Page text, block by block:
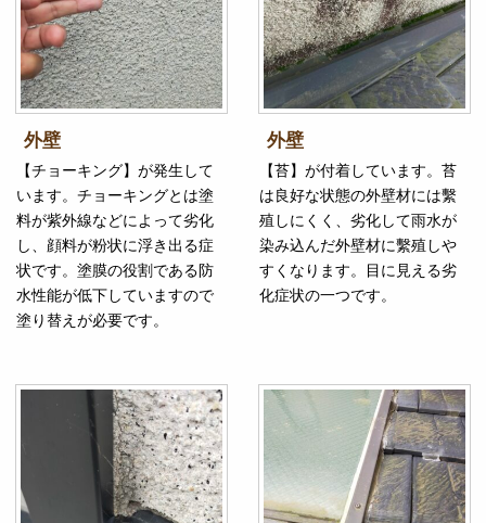
外壁
【チョーキング】が発生して
います。チョーキングとは塗
料が紫外線などによって劣化
し、顔料が粉状に浮き出る症
状です。塗膜の役割である防
水性能が低下していますので
塗り替えが必要です。
外壁
【苔】が付着しています。苔
は良好な状態の外壁材には繫
殖しにくく、劣化して雨水が
染み込んだ外壁材に繫殖しや
すくなります。目に見える劣
化症状の一つです。